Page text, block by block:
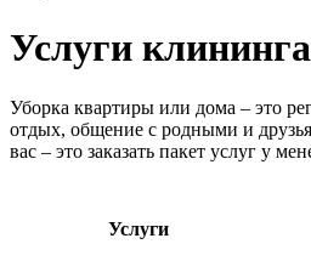
Услуги
Уборка квартиры или дома – это
отдых, общение с родными и
вас – это заказать пакет услуг у
Услуги